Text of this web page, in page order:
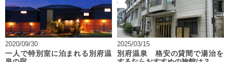
2020/09/30
一人で特別室に泊まれる別府温
2025/03/15
別府温泉 格安の貸間で湯治を